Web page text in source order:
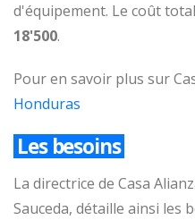
d'équipement. Le coût
18'500.
Pour en savoir plus sur
Honduras
Les besoins
La directrice de Casa
Sauceda, détaille ainsi les